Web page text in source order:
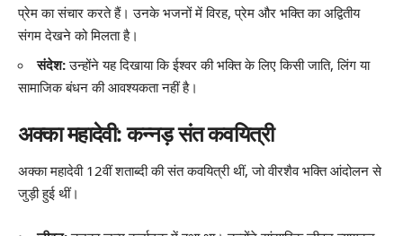
प्रेम का संचार करते हैं। उनके भजनों में विरह, प्रेम और भक्ति का अद्वितीय
संगम देखने को मिलता है।
संदेश:उन्होंने यह दिखाया कि ईश्वर की भक्ति के लिए किसी जाति, लिंग या
सामाजिक बंधन की आवश्यकता नहीं है।
अक्का महादेवी: कन्नड़ संत कवयित्री
अक्का महादेवी 12वीं शताब्दी की संत कवयित्री थीं, जो वीरशैव भक्ति आंदोलन से
जुड़ी हुई थीं।